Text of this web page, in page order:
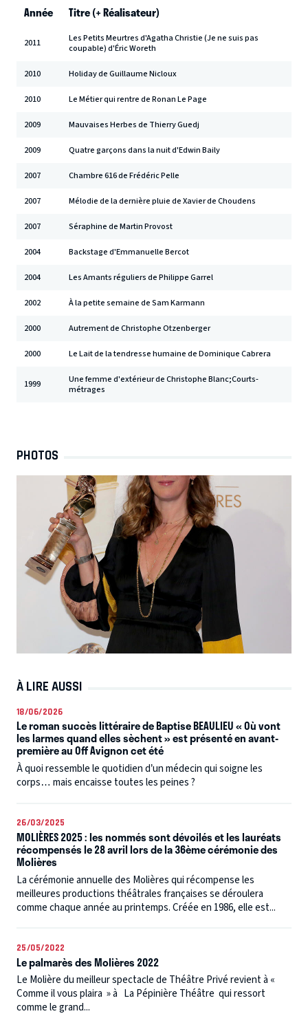
Année Titre (+ Réalisateur)
2011
Les Petits Meurtres d'Agatha Christie (Je ne suis pas
coupable) d'Éric Woreth
2010 Holiday de Guillaume Nicloux
2010 Le Métier qui rentre de Ronan Le Page
2009 Mauvaises Herbes de Thierry Guedj
2009 Quatre garçons dans la nuit d'Edwin Baily
2007 Chambre 616 de Frédéric Pelle
2007 Mélodie de la dernière pluie de Xavier de Choudens
2007 Séraphine de Martin Provost
2004 Backstage d'Emmanuelle Bercot
2004 Les Amants réguliers de Philippe Garrel
2002 À la petite semaine de Sam Karmann
2000 Autrement de Christophe Otzenberger
2000 Le Lait de la tendresse humaine de Dominique Cabrera
1999
Une femme d'extérieur de Christophe Blanc;Courts-
métrages
PHOTOS
À LIRE AUSSI
18/06/2026
Le roman succès littéraire de Baptise BEAULIEU « Où vont
les larmes quand elles sèchent » est présenté en avant-
première au Off Avignon cet été
À quoi ressemble le quotidien d’un médecin qui soigne les
corps… mais encaisse toutes les peines ?
26/03/2025
MOLIÈRES 2025 : les nommés sont dévoilés et les lauréats
récompensés le 28 avril lors de la 36ème cérémonie des
Molières
La cérémonie annuelle des Molières qui récompense les
meilleures productions théâtrales françaises se déroulera
comme chaque année au printemps. Créée en 1986, elle est...
25/05/2022
Le palmarès des Molières 2022
Le Molière du meilleur spectacle de Théâtre Privé revient à «
Comme il vous plaira » à La Pépinière Théâtre qui ressort
comme le grand...